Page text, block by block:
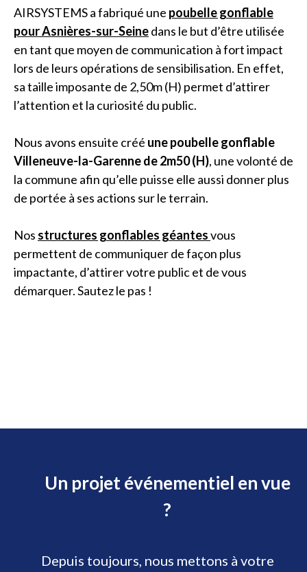
AIRSYSTEMS a fabriqué une poubelle gonflable
pour Asnières-sur-Seinedans le but d’être utilisée
en tant que moyen de communication à fort impact
lors de leurs opérations de sensibilisation. En effet,
sa taille imposante de 2,50m (H) permet d’attirer
l’attention et la curiosité du public.
Nous avons ensuite créé une poubelle gonflable
Villeneuve-la-Garenne de 2m50 (H), une volonté de
la commune afin qu’elle puisse elle aussi donner plus
de portée à ses actions sur le terrain.
Nos structures gonflables géantesvous
permettent de communiquer de façon plus
impactante, d’attirer votre public et de vous
démarquer. Sautez le pas !
Un projet événementiel en vue
?
Depuis toujours, nous mettons à votre